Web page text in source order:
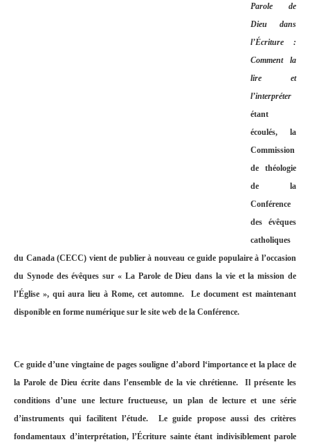
Parole de
Dieu dans
l’Écriture :
Comment la
lire et
l’interpréter
étant
écoulés, la
Commission
de théologie
de la
Conférence
des évêques
catholiques
du Canada (CECC) vient de publier à nouveau ce guide populaire à l’occasion
du Synode des évêques sur « La Parole de Dieu dans la vie et la mission de
l’Église », qui aura lieu à Rome, cet automne. Le document est maintenant
disponible en forme numérique sur le site web de la Conférence.
Ce guide d’une vingtaine de pages souligne d’abord l‘importance et la place de
la Parole de Dieu écrite dans l’ensemble de la vie chrétienne. Il présente les
conditions d’une une lecture fructueuse, un plan de lecture et une série
d’instruments qui facilitent l’étude. Le guide propose aussi des critères
fondamentaux d’interprétation, l’Écriture sainte étant indivisiblement parole